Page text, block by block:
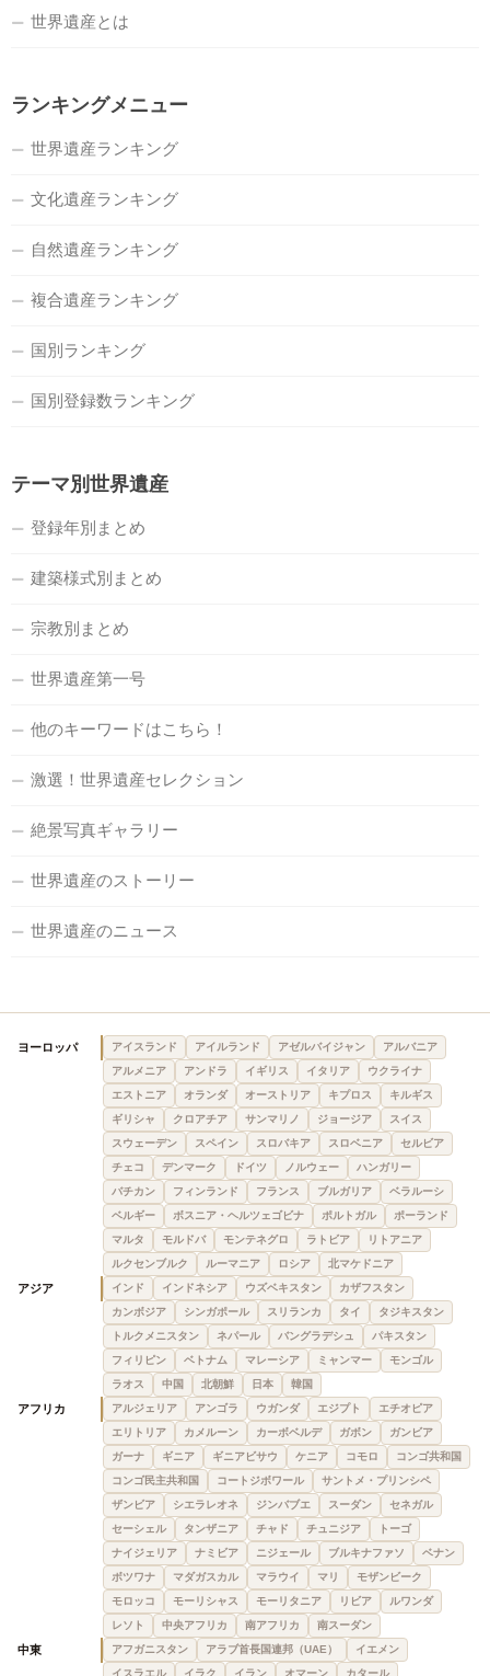
世界遺産とは
ランキングメニュー
世界遺産ランキング
文化遺産ランキング
自然遺産ランキング
複合遺産ランキング
国別ランキング
国別登録数ランキング
テーマ別世界遺産
登録年別まとめ
建築様式別まとめ
宗教別まとめ
世界遺産第一号
他のキーワードはこちら！
激選！世界遺産セレクション
絶景写真ギャラリー
世界遺産のストーリー
世界遺産のニュース
ヨーロッパ アイスランド アイルランド アゼルバイジャン
アルバニア
アルメニア
アンドラ イギリス イタリア
ウクライナ
エストニア
オランダ オーストリア キプロス
キルギス
ギリシャ
クロアチア サンマリノ ジョージア
スイス
スウェーデン
スペイン スロバキア スロベニア
セルビア
チェコ
デンマーク ドイツ ノルウェー
ハンガリー
バチカン
フィンランド フランス ブルガリア
ベラルーシ
ベルギー
ボスニア・ヘルツェゴビナ ポルトガル
ポーランド
マルタ
モルドバ モンテネグロ ラトビア
リトアニア
ルクセンブルク
ルーマニア ロシア 北マケドニア
アジア インド インドネシア ウズベキスタン
カザフスタン
カンボジア
シンガポール スリランカ タイ
タジキスタン
トルクメニスタン
ネパール バングラデシュ
パキスタン
フィリピン
ベトナム マレーシア ミャンマー
モンゴル
ラオス
中国 北朝鮮 日本 韓国
アフリカ アルジェリア アンゴラ ウガンダ エジプト
エチオピア
エリトリア
カメルーン カーボベルデ ガボン
ガンビア
ガーナ
ギニア ギニアビサウ ケニア コモロ
コンゴ共和国
コンゴ民主共和国
コートジボワール
サントメ・プリンシペ
ザンビア
シエラレオネ ジンバブエ スーダン
セネガル
セーシェル
タンザニア チャド チュニジア
トーゴ
ナイジェリア
ナミビア ニジェール ブルキナファソ
ベナン
ボツワナ
マダガスカル マラウイ マリ
モザンビーク
モロッコ
モーリシャス モーリタニア リビア
ルワンダ
レソト
中央アフリカ 南アフリカ 南スーダン
中東 アフガニスタン アラブ首長国連邦（UAE）
イエメン
イスラエル
イラク イラン オマーン カタール